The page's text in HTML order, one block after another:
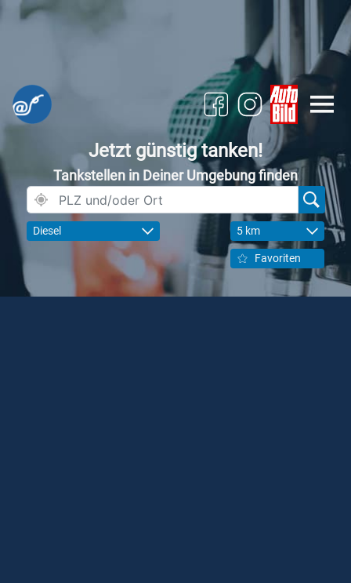
Jetzt günstig tanken!
Tankstellen in Deiner Umgebung finden
Diesel 5 km
Favoriten